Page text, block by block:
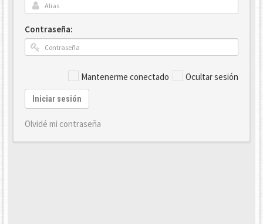
Contraseña:
Mantenerme conectado Ocultar sesión
Iniciar sesión
Olvidé mi contraseña